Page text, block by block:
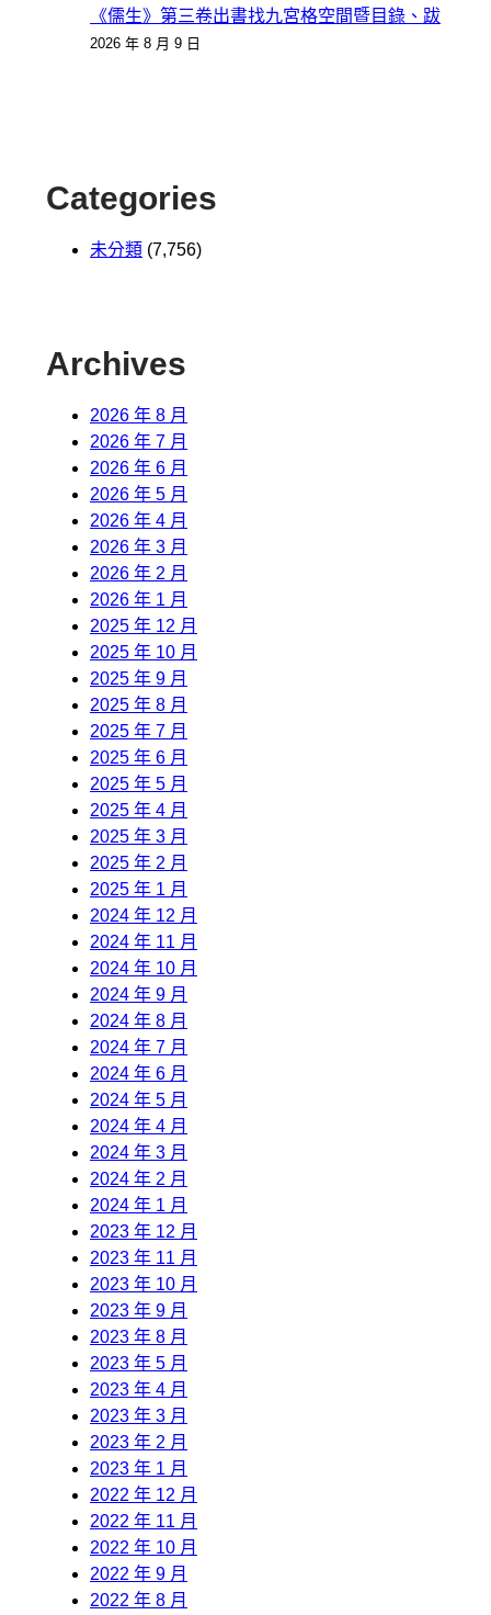
《儒生》第三卷出書找九宮格空間暨目錄、跋
2026 年 8 月 9 日
Categories
未分類 (7,756)
Archives
2026 年 8 月
2026 年 7 月
2026 年 6 月
2026 年 5 月
2026 年 4 月
2026 年 3 月
2026 年 2 月
2026 年 1 月
2025 年 12 月
2025 年 10 月
2025 年 9 月
2025 年 8 月
2025 年 7 月
2025 年 6 月
2025 年 5 月
2025 年 4 月
2025 年 3 月
2025 年 2 月
2025 年 1 月
2024 年 12 月
2024 年 11 月
2024 年 10 月
2024 年 9 月
2024 年 8 月
2024 年 7 月
2024 年 6 月
2024 年 5 月
2024 年 4 月
2024 年 3 月
2024 年 2 月
2024 年 1 月
2023 年 12 月
2023 年 11 月
2023 年 10 月
2023 年 9 月
2023 年 8 月
2023 年 5 月
2023 年 4 月
2023 年 3 月
2023 年 2 月
2023 年 1 月
2022 年 12 月
2022 年 11 月
2022 年 10 月
2022 年 9 月
2022 年 8 月